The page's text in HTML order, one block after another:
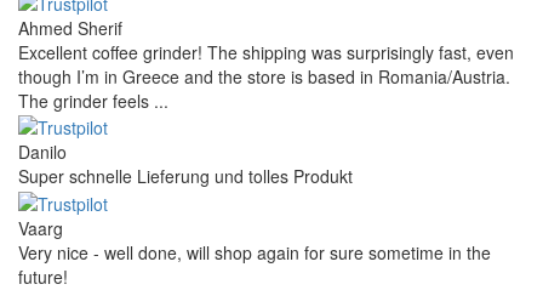
Ahmed Sherif
Excellent coffee grinder! The shipping was surprisingly fast, even
though I’m in Greece and the store is based in Romania/Austria.
The grinder feels ...
Danilo
Super schnelle Lieferung und tolles Produkt
Vaarg
Very nice - well done, will shop again for sure sometime in the
future!